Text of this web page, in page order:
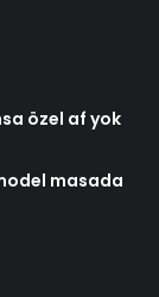
özel af yok
masada